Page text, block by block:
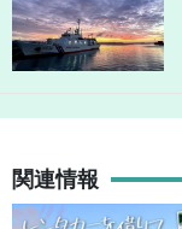
関連情報